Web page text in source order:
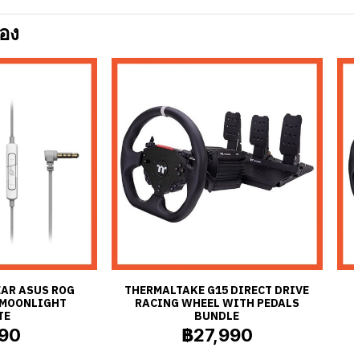
ง
ASUS ROG
THERMALTAKE G15 DIRECT DRIVE
RACING WHEEL WITH PEDALS
BUNDLE
฿27,990